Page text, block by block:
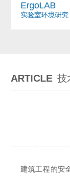
ErgoLAB
实验室环境研究
ARTICLE 技
建筑工程的安全